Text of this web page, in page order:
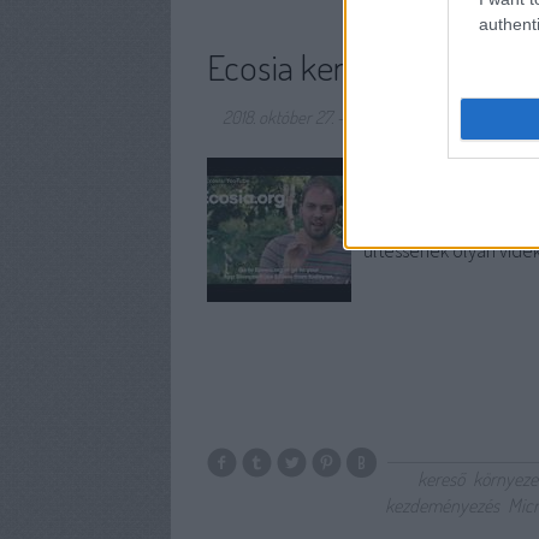
Ecosia kereső - már 40
2018. október 27.
kezdeményezés,
ültessenek olyan
kereső
kezdeményezés